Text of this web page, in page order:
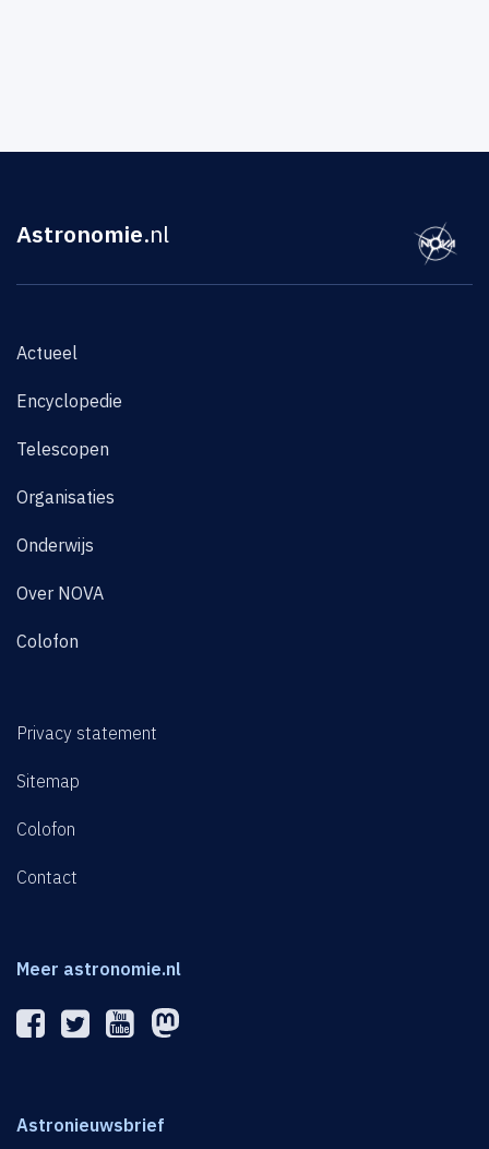
Astronomie.nl
Actueel
Encyclopedie
Telescopen
Organisaties
Onderwijs
Over NOVA
Colofon
Privacy statement
Sitemap
Colofon
Contact
Meer astronomie.nl
Astronieuwsbrief